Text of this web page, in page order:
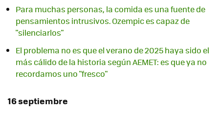
Para muchas personas, la comida es una fuente de
pensamientos intrusivos. Ozempic es capaz de
"silenciarlos"
El problema no es que el verano de 2025 haya sido el
más cálido de la historia según AEMET: es que ya no
recordamos uno "fresco"
16 septiembre